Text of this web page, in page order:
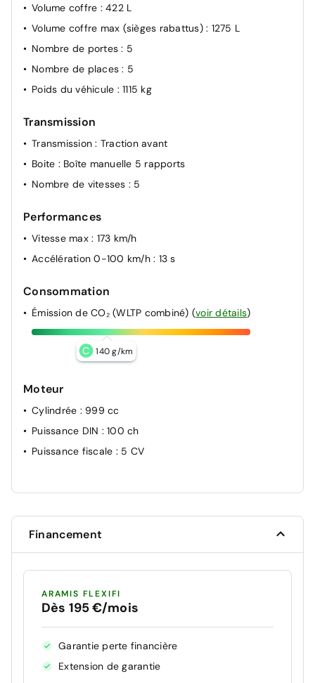
Volume coffre : 422 L
Volume coffre max (sièges rabattus) : 1275 L
Nombre de portes: 5
Nombre de places: 5
Poids du véhicule : 1115 kg
Transmission
Transmission: Traction avant
Boite : Boîte manuelle 5 rapports
Nombre de vitesses : 5
Performances
Vitesse max : 173 km/h
Accélération 0-100 km/h : 13 s
Consommation
Émission de CO₂ (WLTP combiné) (voir détails)
C 140 g/km
Moteur
Cylindrée : 999 cc
Puissance DIN : 100 ch
Puissance fiscale : 5 CV
Financement
ARAMIS FLEXIFI
Dès 195 €/mois
Garantie perte financière
Extension de garantie